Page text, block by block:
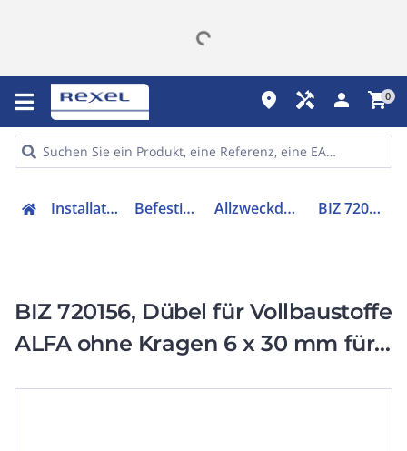
place handyman person shopping_cart0
Installation Befestigen Allzweckdübel BIZ 720156
BIZ 720156, Dübel für Vollbaustoffe
ALFA ohne Kragen 6 x 30 mm für